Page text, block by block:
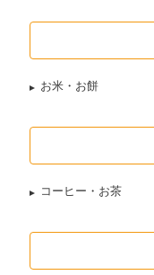
お米・お餅
コーヒー・お茶